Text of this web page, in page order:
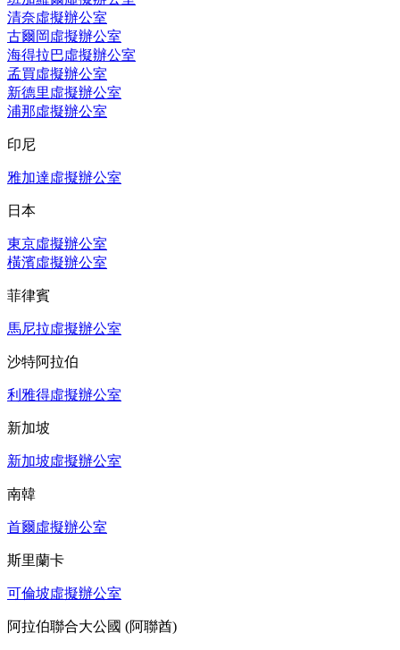
清奈虛擬辦公室
古爾岡虛擬辦公室
海得拉巴虛擬辦公室
孟買虛擬辦公室
新德里虛擬辦公室
浦那虛擬辦公室
印尼
雅加達虛擬辦公室
日本
東京虛擬辦公室
橫濱虛擬辦公室
菲律賓
馬尼拉虛擬辦公室
沙特阿拉伯
利雅得虛擬辦公室
新加坡
新加坡虛擬辦公室
南韓
首爾虛擬辦公室
斯里蘭卡
可倫坡虛擬辦公室
阿拉伯聯合大公國 (阿聯酋)